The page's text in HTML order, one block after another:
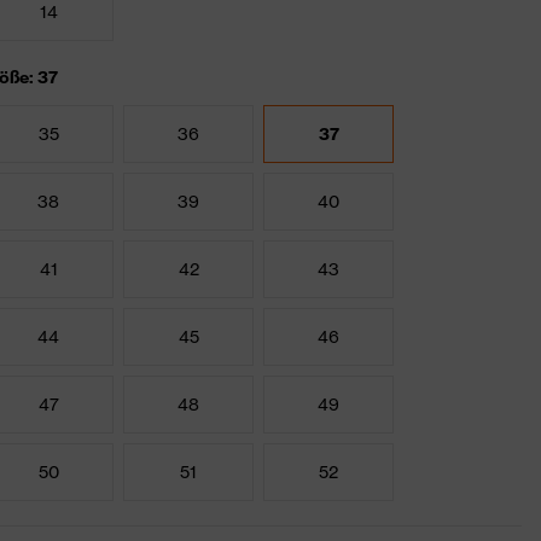
14
37
35 36 37
38 39 40
41 42 43
44 45 46
47 48 49
50 51 52